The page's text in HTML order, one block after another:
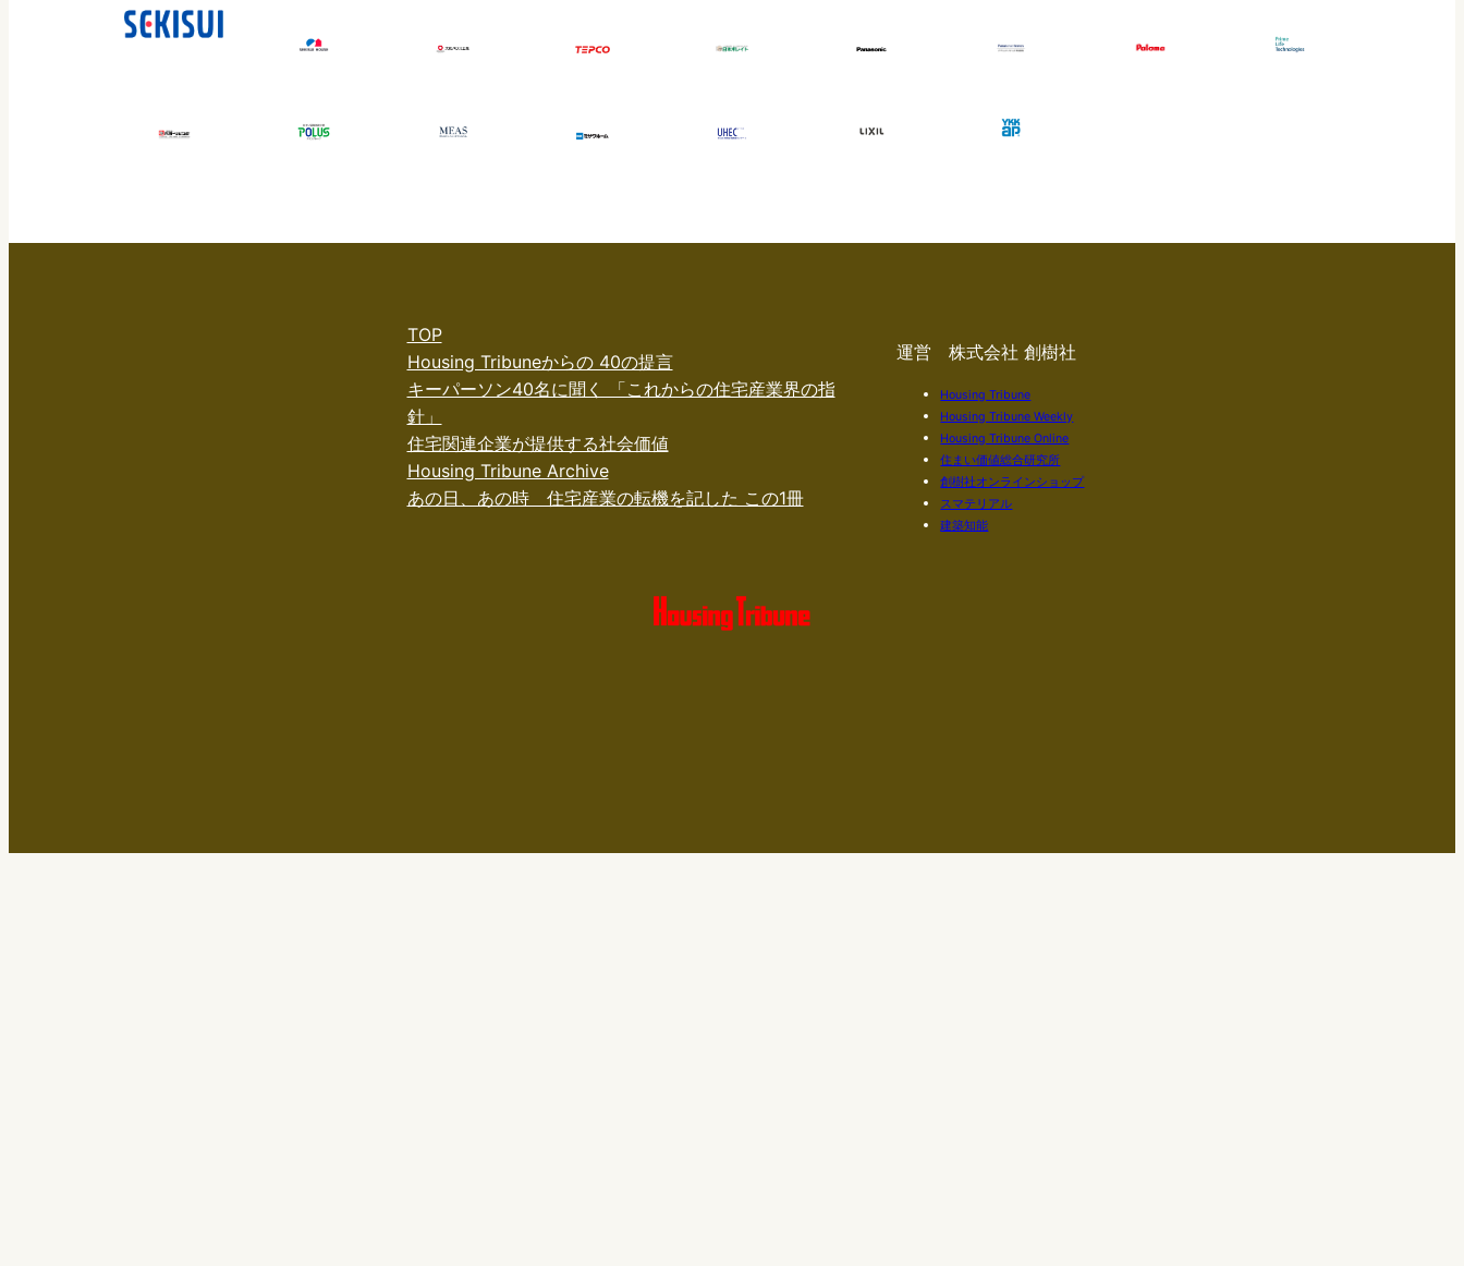
TOP
Housing Tribuneからの 40の提言
キーパーソン40名に聞く 「これからの住宅産業界の指
針」
住宅関連企業が提供する社会価値
Housing Tribune Archive
あの日、あの時 住宅産業の転機を記した この1冊
運営 株式会社 創樹社
Housing Tribune
Housing Tribune Weekly
Housing Tribune Online
住まい価値総合研究所
創樹社オンラインショップ
スマテリアル
建築知能